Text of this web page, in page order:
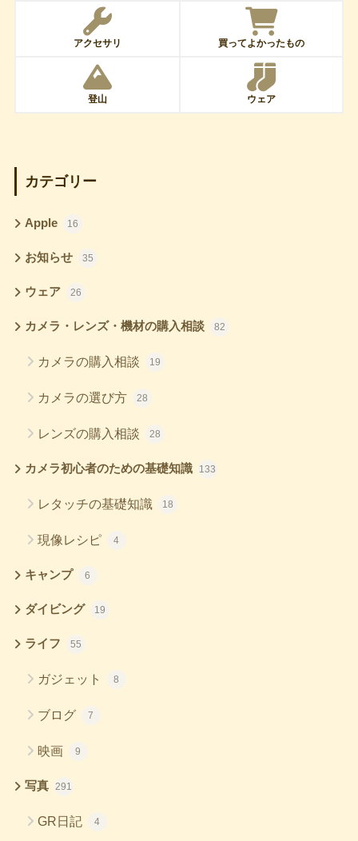
アクセサリ 買ってよかったもの
登山 ウェア
カテゴリー
Apple 16
お知らせ 35
ウェア 26
カメラ・レンズ・機材の購入相談 82
カメラの購入相談 19
カメラの選び方 28
レンズの購入相談 28
カメラ初心者のための基礎知識 133
レタッチの基礎知識 18
現像レシピ 4
キャンプ 6
ダイビング 19
ライフ 55
ガジェット 8
ブログ 7
映画 9
写真 291
GR日記 4